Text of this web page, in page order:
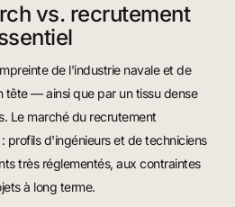
vs. recrutement
de l'industrie navale et de
— ainsi que par un tissu dense
Le marché du recrutement
profils d'ingénieurs et de techniciens
très réglementés, aux contraintes
à long terme.